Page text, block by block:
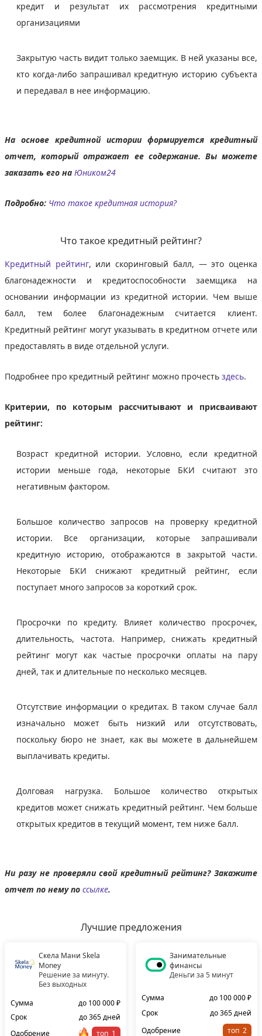
кредит и результат их рассмотрения кредитными
организациями
Закрытую часть видит только заемщик. В ней указаны все,
кто когда-либо запрашивал кредитную историю субъекта
и передавал в нее информацию.
На основе кредитной истории формируется кредитный
отчет, который отражает ее содержание. Вы можете
заказать его на Юником24
Подробно: Что такое кредитная история?
Что такое кредитный рейтинг?
Кредитный рейтинг, или скоринговый балл, — это оценка
благонадежности и кредитоспособности заемщика на
основании информации из кредитной истории. Чем выше
балл, тем более благонадежным считается клиент.
Кредитный рейтинг могут указывать в кредитном отчете или
предоставлять в виде отдельной услуги.
Подробнее про кредитный рейтинг можно прочесть здесь.
Критерии, по которым рассчитывают и присваивают
рейтинг:
Возраст кредитной истории. Условно, если кредитной
истории меньше года, некоторые БКИ считают это
негативным фактором.
Большое количество запросов на проверку кредитной
истории. Все организации, которые запрашивали
кредитную историю, отображаются в закрытой части.
Некоторые БКИ снижают кредитный рейтинг, если
поступает много запросов за короткий срок.
Просрочки по кредиту. Влияет количество просрочек,
длительность, частота. Например, снижать кредитный
рейтинг могут как частые просрочки оплаты на пару
дней, так и длительные по несколько месяцев.
Отсутствие информации о кредитах. В таком случае балл
изначально может быть низкий или отсутствовать,
поскольку бюро не знает, как вы можете в дальнейшем
выплачивать кредиты.
Долговая нагрузка. Большое количество открытых
кредитов может снижать кредитный рейтинг. Чем больше
открытых кредитов в текущий момент, тем ниже балл.
Ни разу не проверяли свой кредитный рейтинг? Закажите
отчет по нему по ссылке.
Лучшие предложения
Скела Мани Skela
Money
Решение за минуту.
Без выходных
Сумма
до 100 000 ₽
Срок
до 365 дней
Одобрение
топ
Занимательные
финансы
Деньги за 5 минут
Сумма
до 100 000 ₽
Срок
до 365 дней
Одобрение
топ